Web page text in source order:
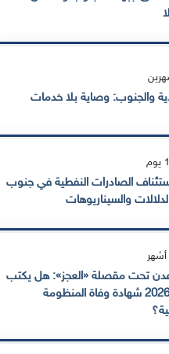
والجنوب: وصاية بلا خدمات
الصادرات النفطية في جنوب
والسيناريوهات
عدن تحت مقصلة «العجز»: هل يكتب
صيف 2026 شهادة وفاة المنظومة